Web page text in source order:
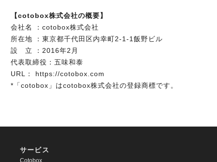
【cotobox株式会社の概要】
会社名 ：cotobox株式会社
所在地 ：東京都千代田区内幸町2-1-1飯野ビル
設 立 ：2016年2月
代表取締役：五味和泰
URL： https://cotobox.com
*「cotobox」はcotobox株式会社の登録商標です。
サービス
Cotobox